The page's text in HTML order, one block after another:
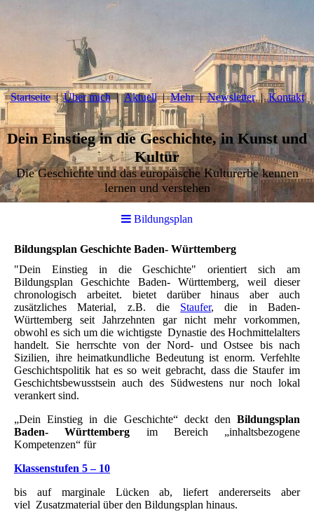
Startseite Über mich Aktuell Mehr Newsletter Kontakt
Dein Einstieg in die Geschichte, in Kunst und
Kultur
Die Geschichte und das europäische Kulturerbe kennen
lernen und verstehen
Bildungsplan
Bildungsplan Geschichte Baden- Württemberg
"Dein Einstieg in die Geschichte" orientiert sich am
Bildungsplan Geschichte Baden- Württemberg, weil dieser
chronologisch arbeitet. bietet darüber hinaus aber auch
zusätzliches Material, z.B. die Staufer, die in Baden-
Württemberg seit Jahrzehnten gar nicht mehr vorkommen,
obwohl es sich um die wichtigste Dynastie des Hochmittelalters
handelt. Sie herrschte von der Nord- und Ostsee bis nach
Sizilien, ihre heimatkundliche Bedeutung ist enorm. Verfehlte
Geschichtspolitik hat es so weit gebracht, dass die Staufer im
Geschichtsbewusstsein auch des Südwestens nur noch lokal
verankert sind.
„Dein Einstieg in die Geschichte“ deckt den Bildungsplan
Baden- Württemberg im Bereich „inhaltsbezogene
Kompetenzen“ für
Klassenstufen 5 – 10
bis auf marginale Lücken ab, liefert andererseits aber
viel Zusatzmaterial über den Bildungsplan hinaus.